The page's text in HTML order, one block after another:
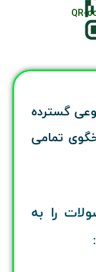
گسترده
تمامی
را به